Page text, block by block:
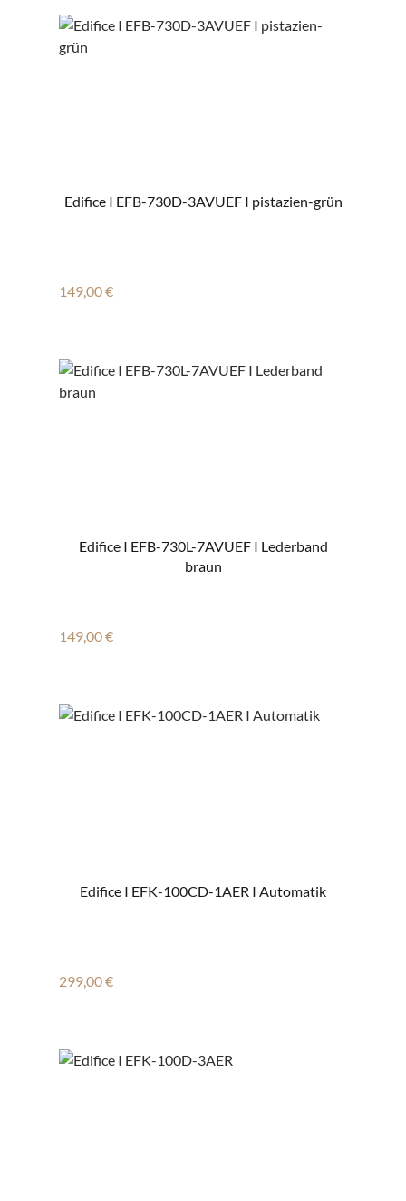
Edifice I EFB-730D-3AVUEF I pistazien-grün
Regulärer Preis:
149,00 €
Edifice I EFB-730L-7AVUEF I Lederband
braun
Regulärer Preis:
149,00 €
Edifice I EFK-100CD-1AER I Automatik
Regulärer Preis:
299,00 €